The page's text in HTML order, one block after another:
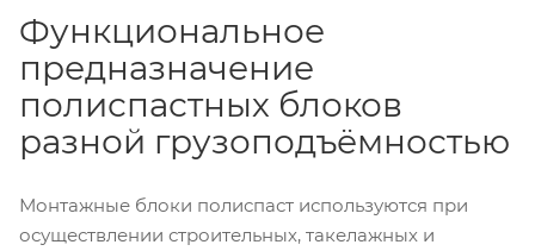
Функциональное
предназначение
полиспастных блоков
разной грузоподъёмностью
Монтажные блоки полиспаст используются при
осуществлении строительных, такелажных и